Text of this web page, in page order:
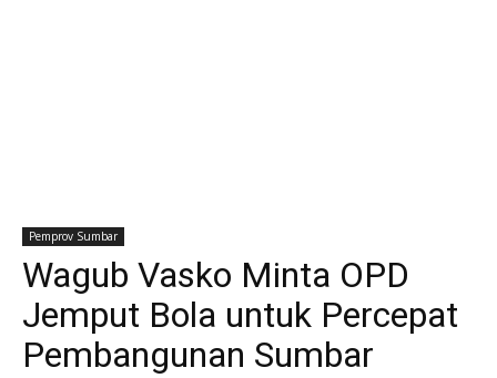
Pemprov Sumbar
Wagub Vasko Minta OPD
Jemput Bola untuk Percepat
Pembangunan Sumbar